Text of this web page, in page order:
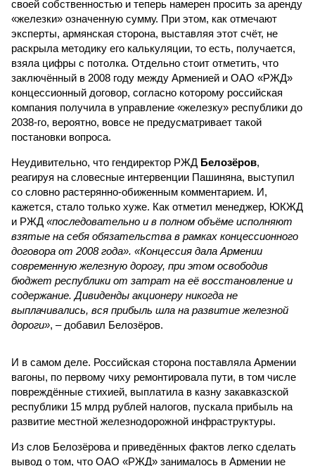
своей собственностью и теперь намерен просить за аренду
«железки» означенную сумму. При этом, как отмечают
эксперты, армянская сторона, выставляя этот счёт, не
раскрыла методику его калькуляции, то есть, получается,
взяла цифры с потолка. Отдельно стоит отметить, что
заключённый в 2008 году между Арменией и ОАО «РЖД»
концессионный договор, согласно которому российская
компания получила в управление «железку» республики до
2038-го, вероятно, вовсе не предусматривает такой
постановки вопроса.
Неудивительно, что гендиректор РЖД Белозёров,
реагируя на словесные интервенции Пашиняна, выступил
со словно растерянно-обиженным комментарием. И,
кажется, стало только хуже. Как отметил менеджер, ЮКЖД
и РЖД «последовательно и в полном объёме исполняют
взятые на себя обязательства в рамках концессионного
договора от 2008 года». «Концессия дала Армении
современную железную дорогу, при этом освободив
бюджет республики от затрат на её восстановление и
содержание. Дивиденды акционеру никогда не
выплачивались, вся прибыль шла на развитие железной
дороги», – добавил Белозёров.
И в самом деле. Российская сторона поставляла Армении
вагоны, по первому чиху ремонтировала пути, в том числе
повреждённые стихией, выплатила в казну закавказской
республики 15 млрд рублей налогов, пускала прибыль на
развитие местной железнодорожной инфраструктуры.
Из слов Белозёрова и приведённых фактов легко сделать
вывод о том, что ОАО «РЖД» занималось в Армении не